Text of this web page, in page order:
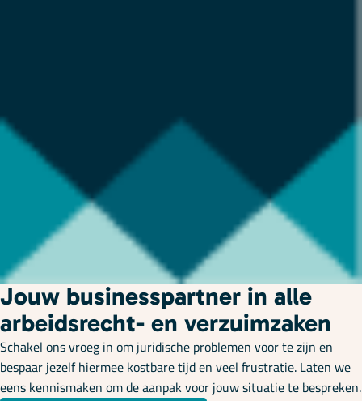
Jouw businesspartner in alle
arbeidsrecht- en verzuimzaken
Schakel ons vroeg in om juridische problemen voor te zijn en
bespaar jezelf hiermee kostbare tijd en veel frustratie. Laten we
eens kennismaken om de aanpak voor jouw situatie te bespreken.